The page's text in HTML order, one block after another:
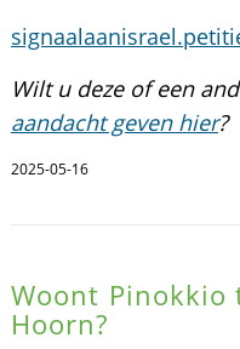
Wilt u deze of een
aandacht geven hier?
2025-05-16
Woont Pinokkio
Hoorn?